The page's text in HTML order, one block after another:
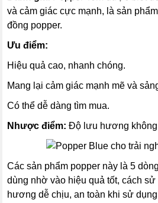
và cảm giác cực mạnh, là sản
đồng popper.
Ưu điểm:
Hiệu quả cao, nhanh chóng.
Mang lại cảm giác mạnh mẽ và
Có thể dễ dàng tìm mua.
Nhược điểm: Độ lưu hương không
Các sản phẩm popper này là 5
dùng nhờ vào hiệu quả tốt, cách
hương dễ chịu, an toàn khi sử